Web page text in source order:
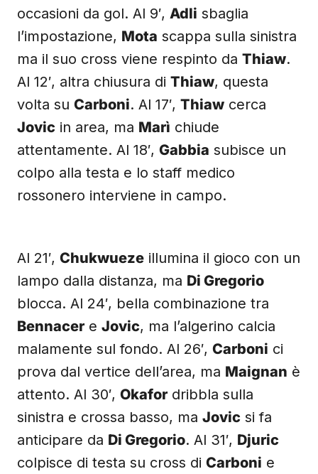
occasioni da gol. Al 9′, Adli sbaglia
l’impostazione, Mota scappa sulla sinistra
ma il suo cross viene respinto da Thiaw.
Al 12′, altra chiusura di Thiaw, questa
volta su Carboni. Al 17′, Thiaw cerca
Jovic in area, ma Marì chiude
attentamente. Al 18′, Gabbia subisce un
colpo alla testa e lo staff medico
rossonero interviene in campo.
Al 21′, Chukwueze illumina il gioco con un
lampo dalla distanza, ma Di Gregorio
blocca. Al 24′, bella combinazione tra
Bennacer e Jovic, ma l’algerino calcia
malamente sul fondo. Al 26′, Carboni ci
prova dal vertice dell’area, ma Maignan è
attento. Al 30′, Okafor dribbla sulla
sinistra e crossa basso, ma Jovic si fa
anticipare da Di Gregorio. Al 31′, Djuric
colpisce di testa su cross di Carboni e